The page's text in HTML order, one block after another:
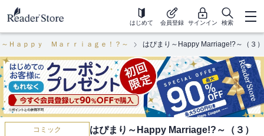
はじめて 会員登録 サインイン 検索
～Ｈａｐｐｙ Ｍａｒｒｉａｇｅ！？～ はぴまり～Happy Marriage!?～（３）
コミック はぴまり～Happy Marriage!?～（３）